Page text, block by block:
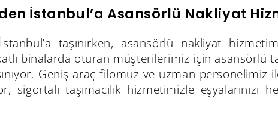
İstanbul’a Asansörlü Nakliyat
taşınırken, asansörlü nakliyat
binalarda oturan müşterilerimiz için asansörlü
Geniş araç filomuz ve uzman personelimiz
sigortalı taşımacılık hizmetimizle eşyalarınızı